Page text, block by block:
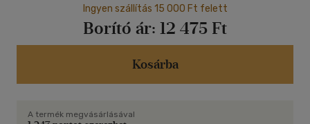
genetika, evolúció, etológia) és alkalmazott részterületeit
(egészségtan, orvoslás, növénytermesztés, állattenyésztés,
környezet- és természetvédelem, védett növények és
állatok), közben érinti a megértésükhöz szükséges fizikai és
kémiai alapokat. A kötetek felépítése is a szaktudomány
áttekintés vezeti be.
Ingyen szállítás 15 000 Ft felett
Borító ár: 12 475 Ft
Kosárba
A termék megvásárlásával